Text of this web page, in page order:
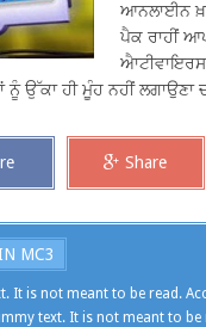
ਆਨਲਾਈਨ
ਪੈਕ ਰਾਹੀਂ
ਉੱਕਾ ਹੀ ਮੂੰਹ ਨਹੀਂ ਲਗਾਉਣਾ
Share
MC3
It is not meant to be read.
text. It is not meant to be